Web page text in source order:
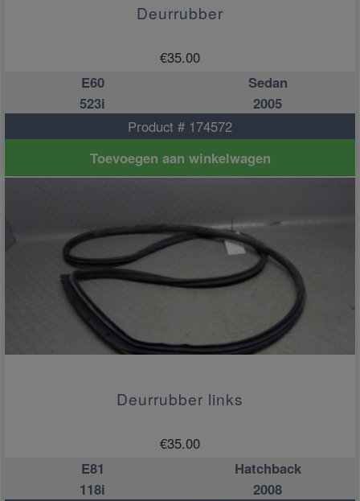
Deurrubber
€35.00
E60
Sedan
523i
2005
Product # 174572
Toevoegen aan winkelwagen
Deurrubber links
€35.00
E81
Hatchback
118i
2008